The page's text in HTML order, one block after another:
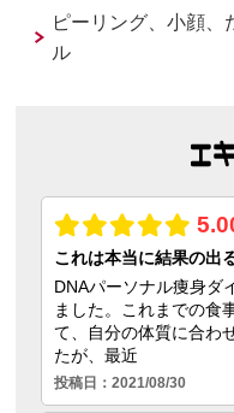
ピーリング、小顔、
ル